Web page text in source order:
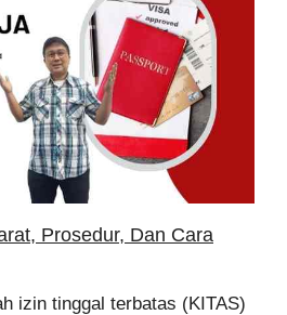
Prosedur, Dan Cara
izin tinggal terbatas (KITAS)